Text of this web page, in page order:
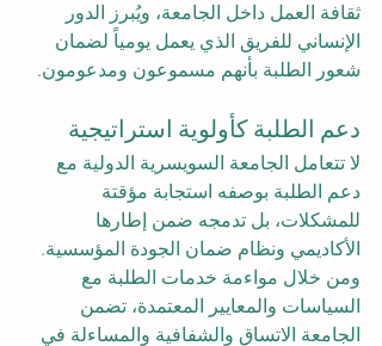
ثقافة العمل داخل الجامعة، ويُبرز الدور
الإنساني للفريق الذي يعمل يومياً لضمان
شعور الطلبة بأنهم مسموعون ومدعومون.
دعم الطلبة كأولوية استراتيجية
لا تتعامل الجامعة السويسرية الدولية مع
دعم الطلبة بوصفه استجابة مؤقتة
للمشكلات، بل تدمجه ضمن إطارها
الأكاديمي ونظام ضمان الجودة المؤسسية.
ومن خلال مواءمة خدمات الطلبة مع
السياسات والمعايير المعتمدة، تضمن
الجامعة الاتساق والشفافية والمساءلة في